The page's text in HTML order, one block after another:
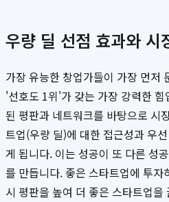
우량 딜 선점 효과와 시
가장 유능한 창업가들이 가장 먼저
'선호도 1위'가 갖는 가장 강력한
된 평판과 네트워크를 바탕으로 시
트업(우량 딜)에 대한 접근성과 우
게 됩니다. 이는 성공이 또 다른 성
를 만듭니다. 좋은 스타트업에 투
시 평판을 높여 더 좋은 스타트업